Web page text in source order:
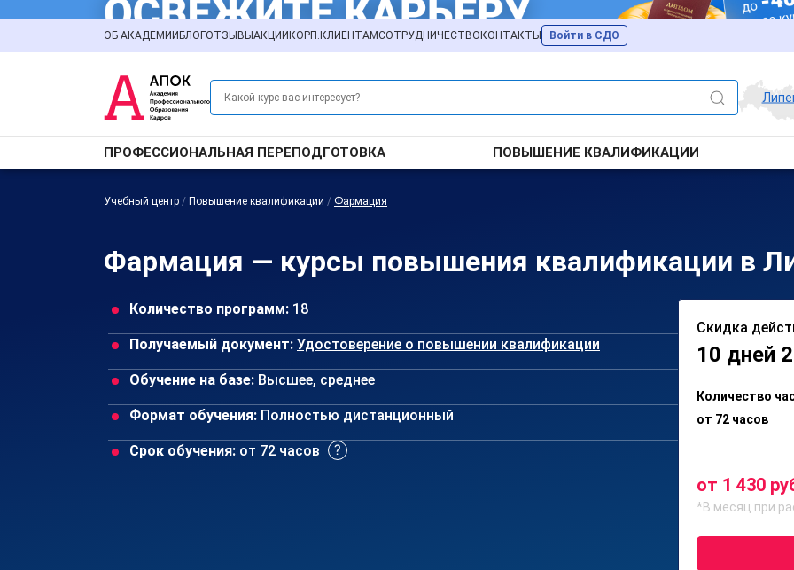
ОБ АКАДЕМИИ БЛОГОТЗЫВЫ АКЦИИ КОРП.КЛИЕНТАМСОТРУДНИЧЕСТВО КОНТАКТЫ Войти в СДО
ПРОФЕССИОНАЛЬНАЯ ПЕРЕПОДГОТОВКА ПОВЫШЕНИЕ КВАЛИФИКАЦИИ
Учебный центр / Повышение квалификации / Фармация
Фармация — курсы повышения квалификации в
Количество программ: 18
Получаемый документ: Удостоверение о повышении квалификации
Обучение на базе: Высшее, среднее
Формат обучения: Полностью дистанционный
Срок обучения: от 72 часов
Скидка
10 дней
Количество
от 72 часов
от 1 430
*В месяц при